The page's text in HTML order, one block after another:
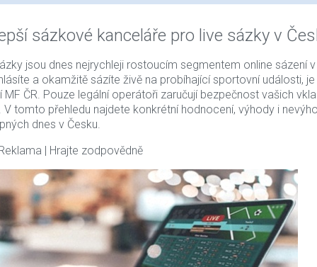
sázkové kanceláře pro live sázky v
jsou dnes nejrychleji rostoucím segmentem online sázení
a okamžitě sázíte živě na probíhající sportovní události,
MF ČR. Pouze legální operátoři zaručují bezpečnost vašich
V tomto přehledu najdete konkrétní hodnocení, výhody i
dnes v Česku.
| Hrajte zodpovědně